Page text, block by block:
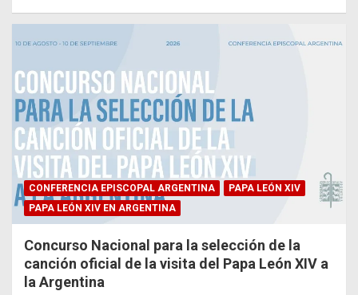
CONFERENCIA EPISCOPAL ARGENTINA
PAPA LEÓN XIV
PAPA LEÓN XIV EN ARGENTINA
Concurso Nacional para la selección de la
canción oficial de la visita del Papa León XIV a
la Argentina